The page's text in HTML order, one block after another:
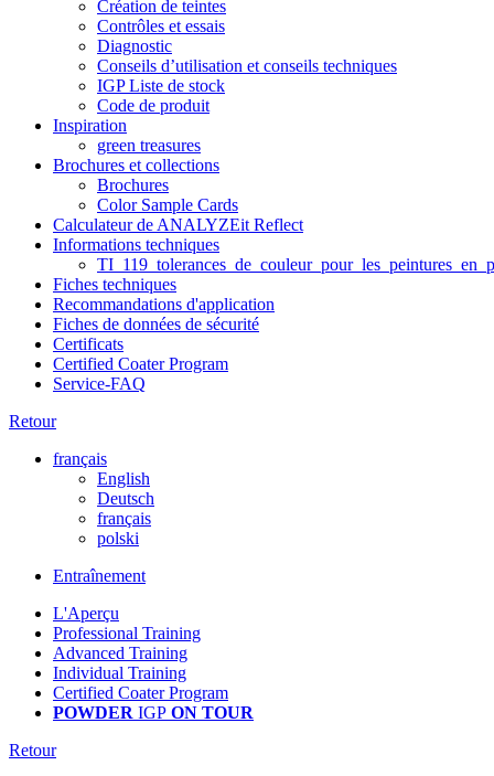
Création de teintes
Contrôles et essais
Diagnostic
Conseils d’utilisation et conseils techniques
IGP Liste de stock
Code de produit
Inspiration
green treasures
Brochures et collections
Brochures
Color Sample Cards
Calculateur de ANALYZEit Reflect
Informations techniques
Fiches techniques
Recommandations d'application
Fiches de données de sécurité
Certificats
Certified Coater Program
Service-FAQ
Retour
français
English
Deutsch
français
polski
Entraînement
L'Aperçu
Professional Training
Advanced Training
Individual Training
Certified Coater Program
POWDER IGP ON TOUR
Retour